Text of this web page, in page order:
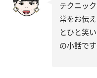
テクニッ
常をお伝
とひと笑
の小話です